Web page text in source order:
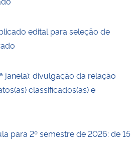
edital para seleção de
janela): divulgação da relação
classificados(as) e
para 2º semestre de 2026: de 15